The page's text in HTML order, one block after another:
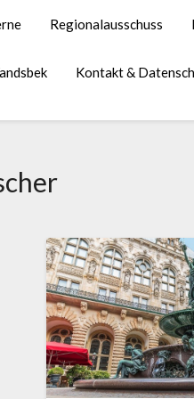
Regionalausschuss
Kontakt &